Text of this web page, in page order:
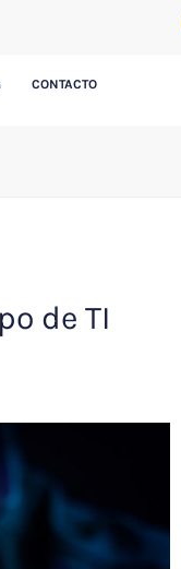
CONTACTO
de TI